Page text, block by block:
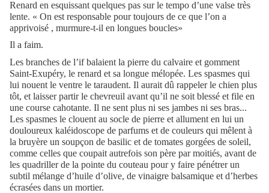
Renard en esquissant quelques pas sur le tempo d’une valse très
lente. « On est responsable pour toujours de ce que l’on a
apprivoisé , murmure-t-il en longues boucles»
Il a faim.
Les branches de l’if balaient la pierre du calvaire et gomment
Saint-Exupéry, le renard et sa longue mélopée. Les spasmes qui
lui nouent le ventre le taraudent. Il aurait dû rappeler le chien plus
tôt, et laisser partir le chevreuil avant qu’il ne soit blessé et file en
une course cahotante. Il ne sent plus ni ses jambes ni ses bras...
Les spasmes le clouent au socle de pierre et allument en lui un
douloureux kaléidoscope de parfums et de couleurs qui mêlent à
la bruyère un soupçon de basilic et de tomates gorgées de soleil,
comme celles que coupait autrefois son père par moitiés, avant de
les quadriller de la pointe du couteau pour y faire pénétrer un
subtil mélange d’huile d’olive, de vinaigre balsamique et d’herbes
écrasées dans un mortier.